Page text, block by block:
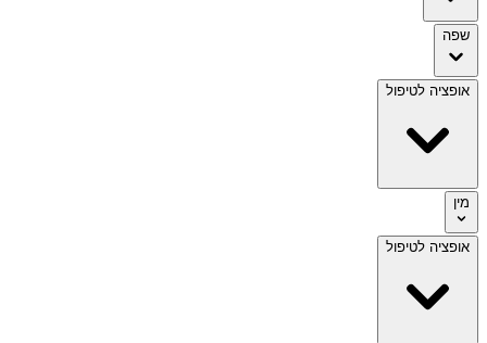
שפה
אופציה לטיפול
מין
אופציה לטיפול